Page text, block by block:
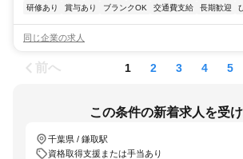
研修あり
賞与あり ブランクOK 交通費支給 長期歓迎
同じ企業の求人
前へ 1 2 3 4 5
この条件の新着求人を受
千葉県 / 鎌取駅
資格取得支援または手当あり